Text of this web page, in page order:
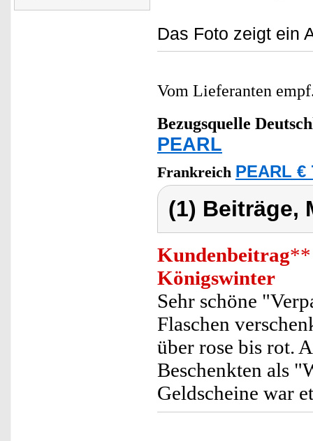
Das Foto zeigt ein
Vom Lieferanten
Bezugsquelle
PEARL
Frankreich PEARL €
(1) Beiträge,
Kundenbeitrag**
Königswinter
Sehr schöne
Flaschen
über rose bis rot.
Beschenkten als
Geldscheine war